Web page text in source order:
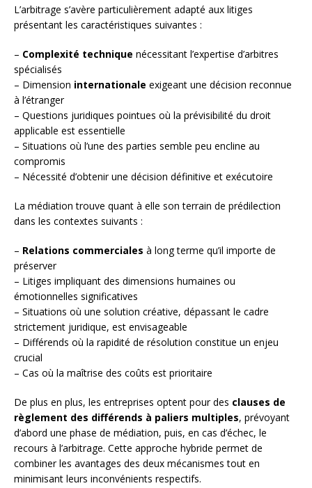
L’arbitrage s’avère particulièrement adapté aux litiges
présentant les caractéristiques suivantes :
– Complexité technique nécessitant l’expertise d’arbitres
spécialisés
– Dimension internationale exigeant une décision reconnue
à l’étranger
– Questions juridiques pointues où la prévisibilité du droit
applicable est essentielle
– Situations où l’une des parties semble peu encline au
compromis
– Nécessité d’obtenir une décision définitive et exécutoire
La médiation trouve quant à elle son terrain de prédilection
dans les contextes suivants :
– Relations commerciales à long terme qu’il importe de
préserver
– Litiges impliquant des dimensions humaines ou
émotionnelles significatives
– Situations où une solution créative, dépassant le cadre
strictement juridique, est envisageable
– Différends où la rapidité de résolution constitue un enjeu
crucial
– Cas où la maîtrise des coûts est prioritaire
De plus en plus, les entreprises optent pour des clauses de
règlement des différends à paliers multiples, prévoyant
d’abord une phase de médiation, puis, en cas d’échec, le
recours à l’arbitrage. Cette approche hybride permet de
combiner les avantages des deux mécanismes tout en
minimisant leurs inconvénients respectifs.